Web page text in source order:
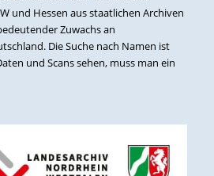
und Hessen aus staatlichen Archiven
Zuwachs an
Die Suche nach Namen ist
und Scans sehen, muss man ein